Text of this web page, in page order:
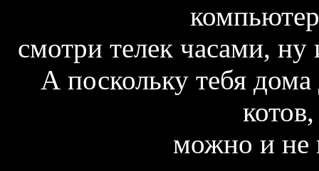
смотри телек часами,
А поскольку тебя
можно и не